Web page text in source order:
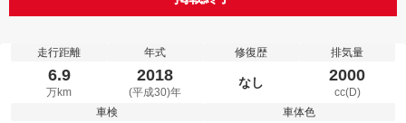
走行距離
6.9
万km
年式
2018
(平成30)年
修復歴
なし
排気量
2000
cc(D)
車検
車体色